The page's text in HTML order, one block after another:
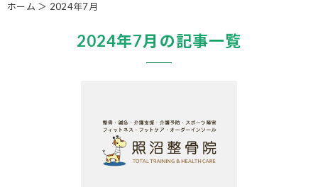
ホーム ＞ 2024年7月
2024年7月の記事一覧